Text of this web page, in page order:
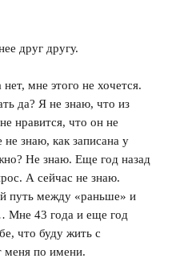
друг другу.
мне этого не хочется.
да? Я не знаю, что из
нравится, что он не
знаю, как записана у
Не знаю. Еще год назад
А сейчас не знаю.
путь между «раньше» и
Мне 43 года и еще год
что буду жить с
меня по имени.